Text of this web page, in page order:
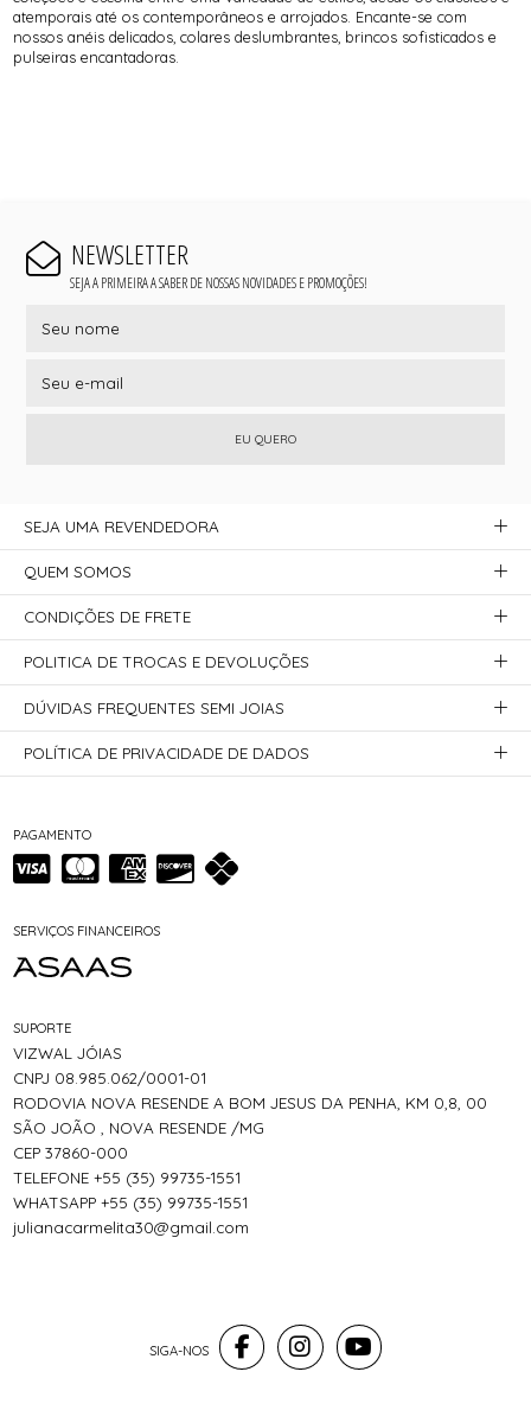
atemporais até os contemporâneos e arrojados. Encante-se com
nossos anéis delicados, colares deslumbrantes, brincos sofisticados e
pulseiras encantadoras.
NEWSLETTER
SEJA A PRIMEIRA A SABER DE NOSSAS NOVIDADES E PROMOÇÕES!
EU QUERO
PAGAMENTO
SERVIÇOS FINANCEIROS
SUPORTE
VIZWAL JÓIAS
CNPJ 08.985.062/0001-01
RODOVIA NOVA RESENDE A BOM JESUS DA PENHA, KM 0,8, 00
SÃO JOÃO , NOVA RESENDE /MG
CEP 37860-000
TELEFONE +55 (35) 99735-1551
WHATSAPP +55 (35) 99735-1551
julianacarmelita30@gmail.com
SEJA UMA REVENDEDORA
QUEM SOMOS
CONDIÇÕES DE FRETE
POLITICA DE TROCAS E DEVOLUÇÕES
DÚVIDAS FREQUENTES SEMI JOIAS
POLÍTICA DE PRIVACIDADE DE DADOS